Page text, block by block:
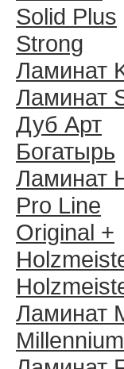
Solid Plus
Strong
Ламинат
Ламинат
Дуб Арт
Богатырь
Ламинат
Pro Line
Original +
Ламинат